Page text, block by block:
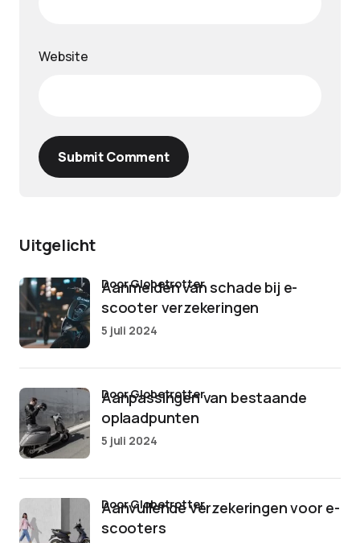
Website
Submit Comment
Uitgelicht
Aanmelden van schade bij e-
scooter verzekeringen
door Globetrotter
5 juli 2024
Aanpassingen van bestaande
oplaadpunten
door Globetrotter
5 juli 2024
Aanvullende verzekeringen voor e-
scooters
door Globetrotter